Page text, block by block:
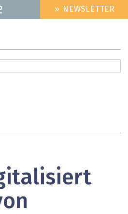
HEADER
MENU
» NEWSLETTER